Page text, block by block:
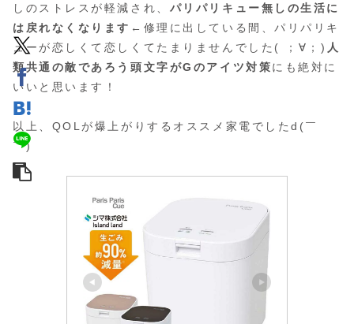
しのストレスが軽減され、 パリパリキュー無しの生活に
は戻れなくなります ←修理に出している間、パリパリキ
ューが恋しくて恋しくてたまりませんでした( ；∀；) 人
類共通の敵であろう頭文字がGのアイツ対策にも絶対に
いいと思います！
以上、QOLが爆上がりするオススメ家電でしたd(￣
￣)